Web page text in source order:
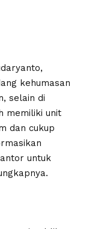
kehumasan
selain di
memiliki unit
dan cukup
untuk